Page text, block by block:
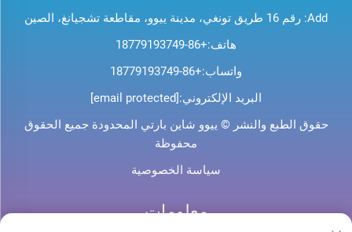
Add: رقم 16 طريق تونغي، مدينة ييوو، مقاطعة تشجيانغ، الصين
هاتف:+86-18779193749
واتساب:+86-18779193749
البريد الإلكتروني:
حقوق الطبع والنشر © ييوو شاين بارتي المحدودة جميع الحقوق
محفوظة
سياسة الخصوصية
معلومات